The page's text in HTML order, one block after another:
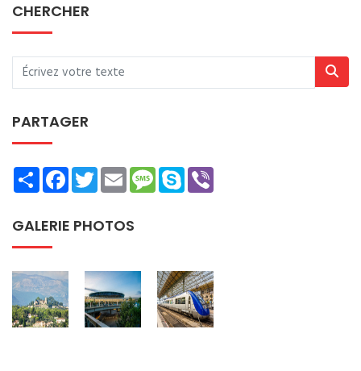
CHERCHER
PARTAGER
ShareFacebookTwitterEmailMessage
Skype
GALERIE PHOTOS